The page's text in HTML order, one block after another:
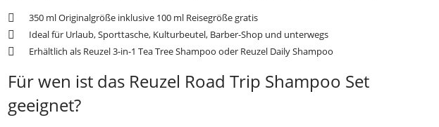
350 ml Originalgröße inklusive 100 ml Reisegröße gratis
Ideal für Urlaub, Sporttasche, Kulturbeutel, Barber-Shop und unterwegs
Erhältlich als Reuzel 3-in-1 Tea Tree Shampoo oder Reuzel Daily Shampoo
Für wen ist das Reuzel Road Trip Shampoo Set
geeignet?